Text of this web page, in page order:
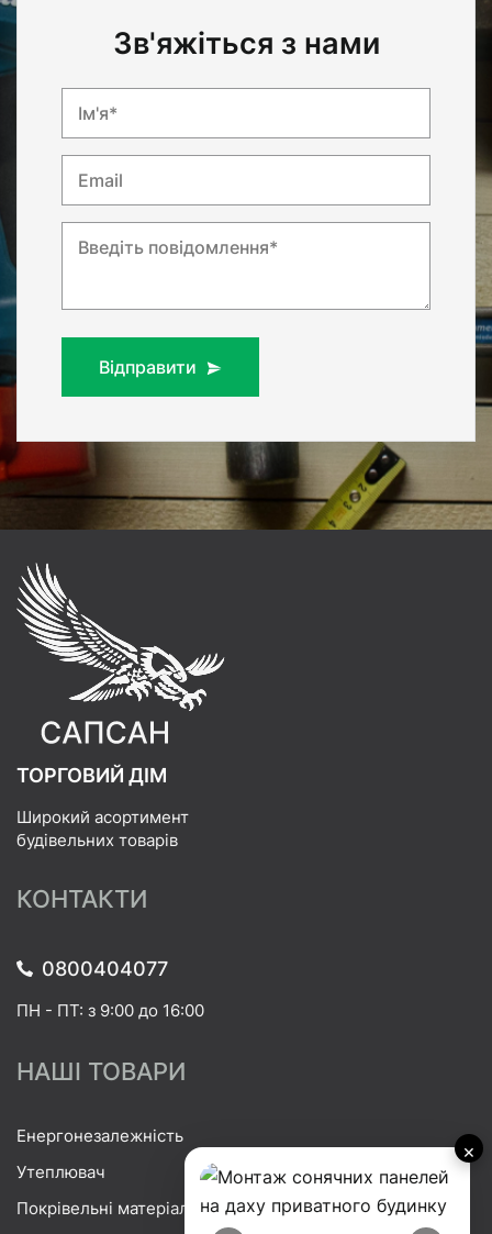
×
Зв'яжіться з нами
Ім'я*
Email
Введіть повідомлення*
Відправити
ТОРГОВИЙ ДІМ
Широкий асортимент
будівельних товарів
КОНТАКТИ
0800404077
ПН - ПТ: з 9:00 до 16:00
НАШІ ТОВАРИ
Енергонезалежність
Утеплювач
Покрівельні матеріали